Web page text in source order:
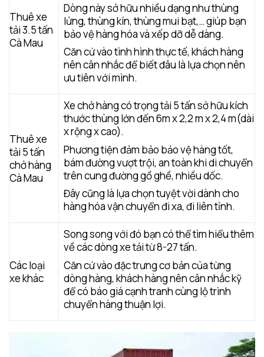
Thuê xe
tải 3.5 tấn
Cà Mau
Dòng này sở hữu nhiều dạng như thùng
lửng, thùng kín, thùng mui bạt,… giúp bạn
bảo vệ hàng hóa và xếp dỡ dễ dàng.
Căn cứ vào tình hình thực tế, khách hàng
nên cân nhắc để biết đâu là lựa chọn nên
ưu tiên với mình.
Thuê xe
tải 5 tấn
chở hàng
Cà Mau
Xe chở hàng có trọng tải 5 tấn sở hữu kích
thước thùng lớn đến 6m x 2,2 m x 2,4 m(dài
x rộng x cao).
Phương tiện đảm bảo bảo vệ hàng tốt,
bám đường vượt trội, an toàn khi di chuyển
trên cung đường gồ ghề, nhiều dốc.
Đây cũng là lựa chọn tuyệt vời dành cho
hàng hóa vận chuyển đi xa, đi liên tỉnh.
Các loại
xe khác
Song song với đó bạn có thể tìm hiểu thêm
về các dòng xe tải từ 8-27 tấn.
Căn cứ vào đặc trưng cơ bản của từng
dòng hàng, khách hàng nên cân nhắc kỹ
để có báo giá cạnh tranh cùng lộ trình
chuyển hàng thuận lợi.